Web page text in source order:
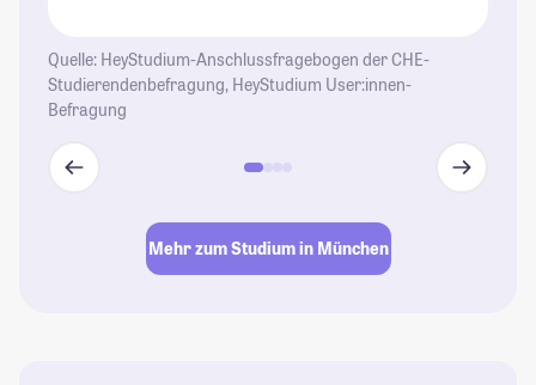
Quelle: HeyStudium-Anschlussfragebogen der CHE-
Studierendenbefragung, HeyStudium User:innen-
Befragung
Mehr zum Studium in München